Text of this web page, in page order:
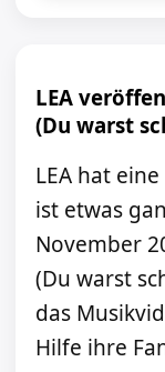
LEA
(Du warst
LEA hat
ist etwas
November
(Du warst
das
Hilfe ihre